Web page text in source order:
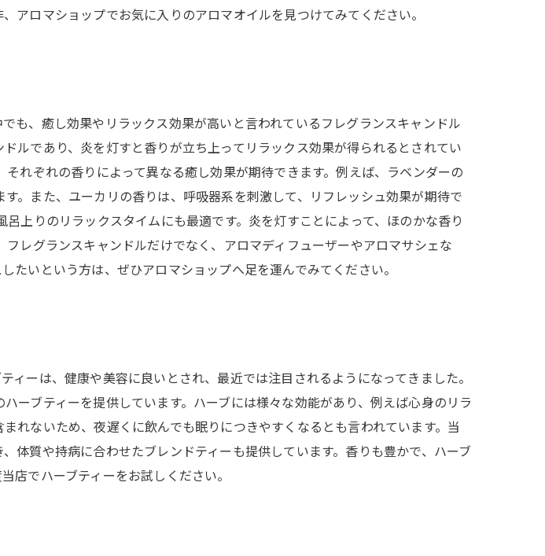
アロマショップでお気に入りのアロマオイルを見つけてみてください。
も、癒し効果やリラックス効果が高いと言われているフレグランスキャンドル
ルであり、炎を灯すと香りが立ち上ってリラックス効果が得られるとされてい
れぞれの香りによって異なる癒し効果が期待できます。例えば、ラベンダーの
。また、ユーカリの香りは、呼吸器系を刺激して、リフレッシュ効果が期待で
上りのリラックスタイムにも最適です。炎を灯すことによって、ほのかな香り
レグランスキャンドルだけでなく、アロマディフューザーやアロマサシェな
たいという方は、ぜひアロマショップへ足を運んでみてください。
ーは、健康や美容に良いとされ、最近では注目されるようになってきました。
ーブティーを提供しています。ハーブには様々な効能があり、例えば心身のリラ
れないため、夜遅くに飲んでも眠りにつきやすくなるとも言われています。当
体質や持病に合わせたブレンドティーも提供しています。香りも豊かで、ハーブ
店でハーブティーをお試しください。